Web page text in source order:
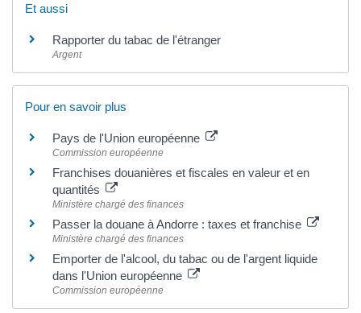
Et aussi
Rapporter du tabac de l'étranger
Argent
Pour en savoir plus
Pays de l'Union européenne
Commission européenne
Franchises douanières et fiscales en valeur et en
quantités
Ministère chargé des finances
Passer la douane à Andorre : taxes et franchise
Ministère chargé des finances
Emporter de l'alcool, du tabac ou de l'argent liquide
dans l'Union européenne
Commission européenne